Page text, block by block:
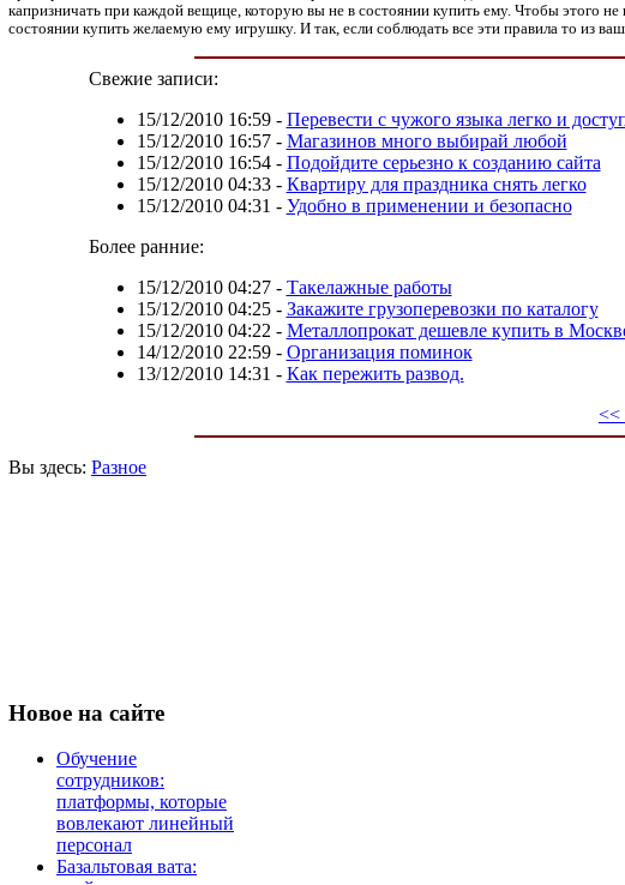
капризничать при каждой вещице, которую вы не в состоянии купить ему. Чтобы этого
состоянии купить желаемую ему игрушку. И так, если соблюдать все эти правила то из
Свежие записи:
15/12/2010 16:59- Перевести с чужого языка легко и
15/12/2010 16:57- Магазинов много выбирай любой
15/12/2010 16:54- Подойдите серьезно к созданию сайта
15/12/2010 04:33- Квартиру для праздника снять легко
15/12/2010 04:31 - Удобно в применении и безопасно
Более ранние:
15/12/2010 04:27- Такелажные работы
15/12/2010 04:25- Закажите грузоперевозки по каталогу
15/12/2010 04:22 - Металлопрокат дешевле купить в
14/12/2010 22:59- Организация поминок
13/12/2010 14:31 - Как пережить развод.
<<
Вы здесь: Разное
Новое на сайте
Обучение
сотрудников:
платформы, которые
вовлекают линейный
персонал
Базальтовая вата: